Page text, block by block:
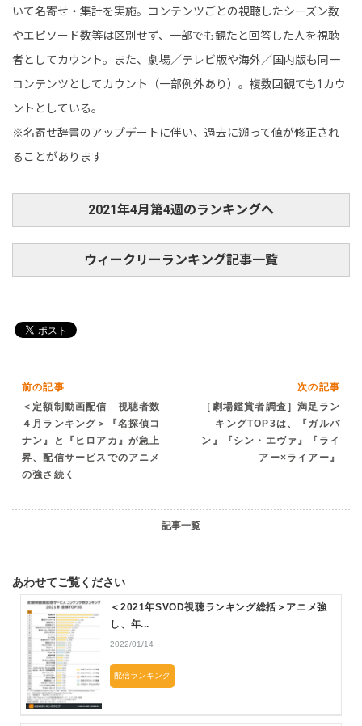
いて名寄せ・集計を実施。コンテンツごとの視聴したシーズン数
やエピソード数等は区別せず、一部でも観たと回答した人を視聴
者としてカウント。また、劇場／テレビ版や海外／国内版も同一
コンテンツとしてカウント（一部例外あり）。複数回観ても1カウ
ントとしている。
※名寄せ辞書のアップデートに伴い、過去に遡って値が修正され
ることがあります
2021年4月第4週のランキングへ
ウィークリーランキング記事一覧
前の記事
＜定額制動画配信 視聴者数
４月ランキング＞『名探偵コ
ナン』と『ヒロアカ』が急上
昇、配信サービスでのアニメ
の強さ続く
次の記事
［劇場鑑賞者調査］満足ラン
キングTOP3は、『ガルパ
ン』『シン・エヴァ』『ライ
アー×ライアー』
記事一覧
あわせてご覧ください
＜2021年SVOD視聴ランキング総括＞アニメ強
し、年...
2022/01/14
配信ランキング